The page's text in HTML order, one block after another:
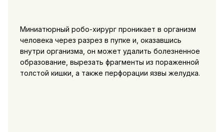
Миниатюрный робо-хирург проникает в организм
человека через разрез в пупке и, оказавшись
внутри организма, он может удалить болезненное
образование, вырезать фрагменты из пораженной
толстой кишки, а также перфорации язвы желудка.